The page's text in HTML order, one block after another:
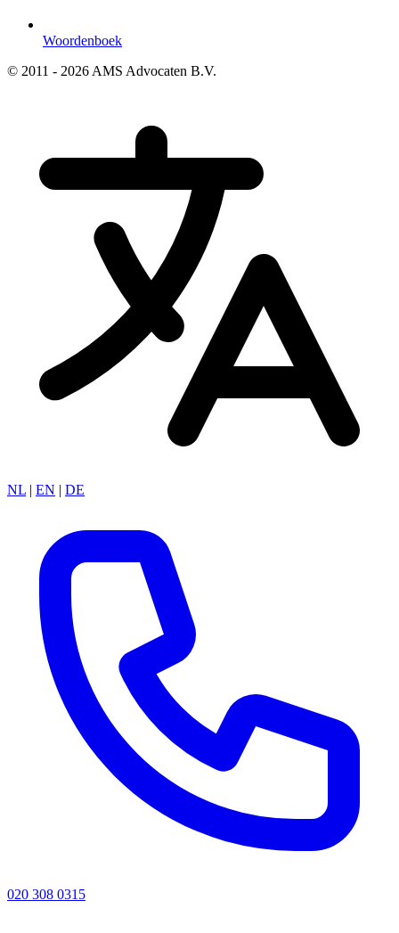
Woordenboek
© 2011 - 2026 AMS Advocaten B.V.
NL | EN | DE
020 308 0315